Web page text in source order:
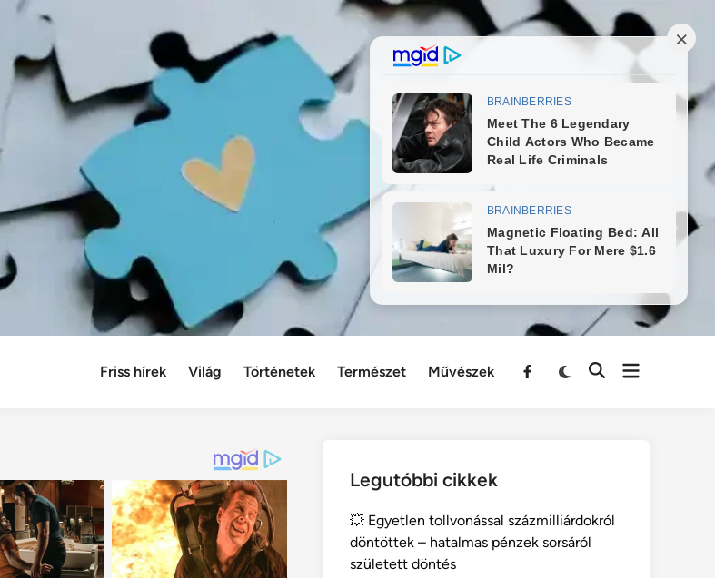
Friss hírek Világ Történetek Természet Művészek
Menu
Legutóbbi cikkek
💥 Egyetlen tollvonással százmilliárdokról
döntöttek – hatalmas pénzek sorsáról
született döntés